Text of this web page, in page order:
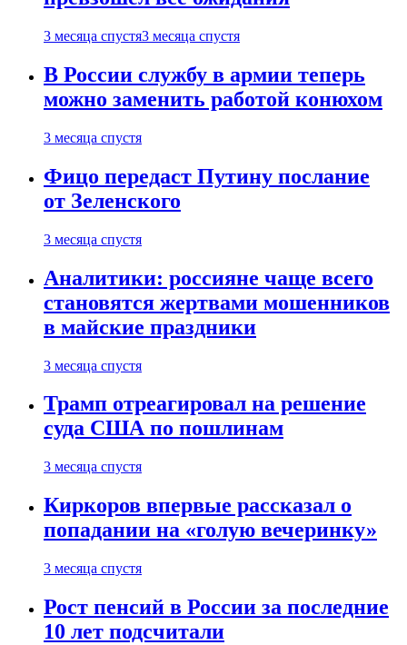
3 месяца спустя3 месяца спустя
В России службу в армии теперь
можно заменить работой конюхом
3 месяца спустя
Фицо передаст Путину послание
от Зеленского
3 месяца спустя
Аналитики: россияне чаще всего
становятся жертвами мошенников
в майские праздники
3 месяца спустя
Трамп отреагировал на решение
суда США по пошлинам
3 месяца спустя
Киркоров впервые рассказал о
попадании на «голую вечеринку»
3 месяца спустя
Рост пенсий в России за последние
10 лет подсчитали